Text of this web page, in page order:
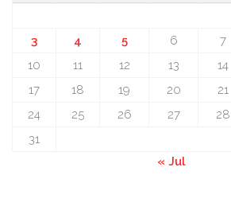
3
4 5 6 7
10
11 12 13 14
17
18 19 20 21
24
25 26 27 28
31
« Jul